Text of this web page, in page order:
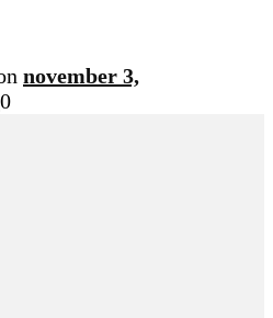
november 3,
0